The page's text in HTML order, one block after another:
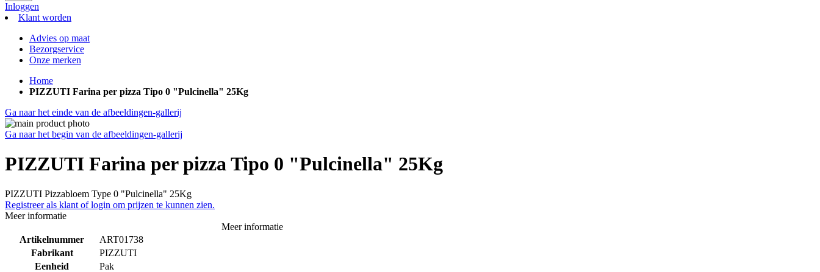
Inloggen
Klant worden
Advies op maat
Bezorgservice
Onze merken
Home
PIZZUTI Farina per pizza Tipo 0 "Pulcinella" 25Kg
Ga naar het einde van de afbeeldingen-gallerij
Ga naar het begin van de afbeeldingen-gallerij
PIZZUTI Farina per pizza Tipo 0 "Pulcinella" 25Kg
PIZZUTI Pizzabloem Type 0 "Pulcinella" 25Kg
Registreer als klant of login om prijzen te kunnen zien.
Meer informatie
Meer informatie
Artikelnummer
ART01738
Fabrikant
PIZZUTI
Eenheid
Pak